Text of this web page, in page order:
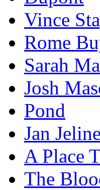
Vince
Rome
Sarah
Josh
Pond
Jan
A Place
The